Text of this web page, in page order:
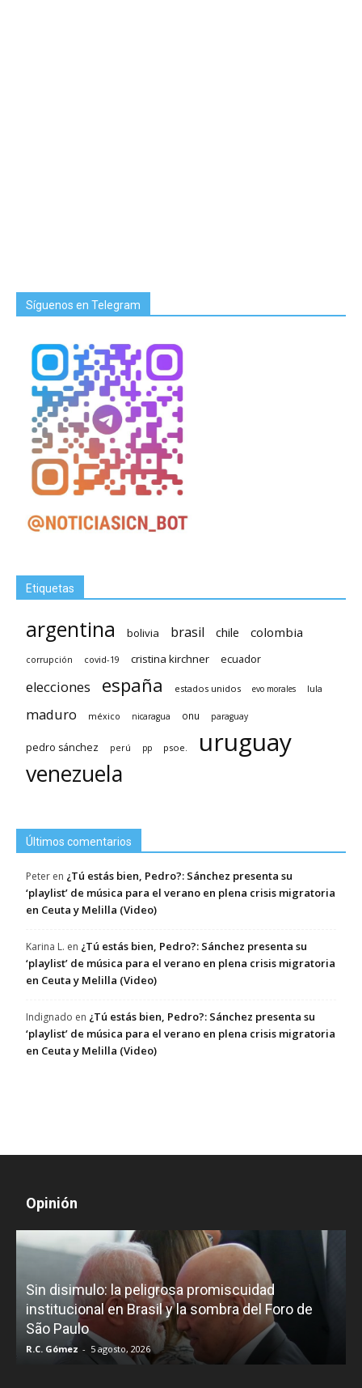
Síguenos en Telegram
Etiquetas
argentina bolivia brasil chile colombia
corrupción covid-19 cristina kirchner ecuador
elecciones españa estados unidos evo morales lula
maduro méxico nicaragua onu paraguay
pedro sánchez perú pp psoe. uruguay
venezuela
Últimos comentarios
Peter en ¿Tú estás bien, Pedro?: Sánchez presenta su
‘playlist’ de música para el verano en plena crisis migratoria
en Ceuta y Melilla (Video)
Karina L. en ¿Tú estás bien, Pedro?: Sánchez presenta su
‘playlist’ de música para el verano en plena crisis migratoria
en Ceuta y Melilla (Video)
Indignado en ¿Tú estás bien, Pedro?: Sánchez presenta su
‘playlist’ de música para el verano en plena crisis migratoria
en Ceuta y Melilla (Video)
Opinión
Sin disimulo: la peligrosa promiscuidad
institucional en Brasil y la sombra del Foro de
São Paulo
R.C. Gómez - 5 agosto, 2026